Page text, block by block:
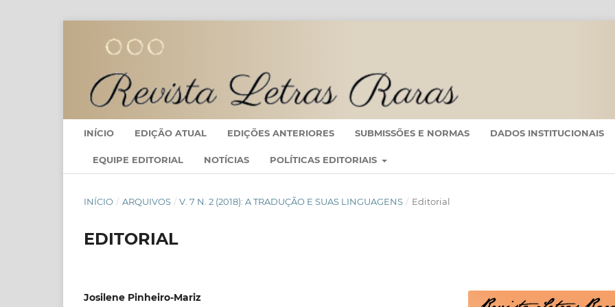
INÍCIO EDIÇÃO ATUAL EDIÇÕES ANTERIORES SUBMISSÕES E NORMAS DADOS INSTITUCIONAIS
EQUIPE EDITORIAL NOTÍCIAS POLÍTICAS EDITORIAIS
INÍCIO / ARQUIVOS / V. 7 N. 2 (2018): A TRADUÇÃO E SUAS LINGUAGENS / Editorial
EDITORIAL
Josilene Pinheiro-Mariz